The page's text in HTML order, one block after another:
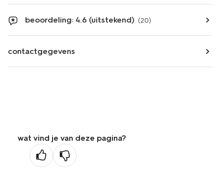
beoordeling: 4.6 (uitstekend) (20)
contactgegevens
wat vind je van deze pagina?